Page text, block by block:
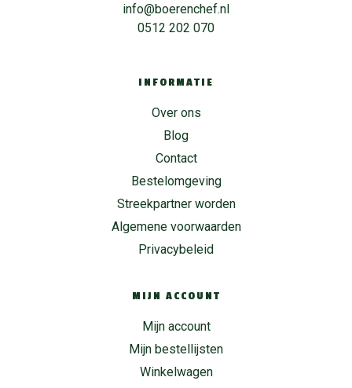
info@boerenchef.nl
0512 202 070
INFORMATIE
Over ons
Blog
Contact
Bestelomgeving
Streekpartner worden
Algemene voorwaarden
Privacybeleid
MIJN ACCOUNT
Mijn account
Mijn bestellijsten
Winkelwagen